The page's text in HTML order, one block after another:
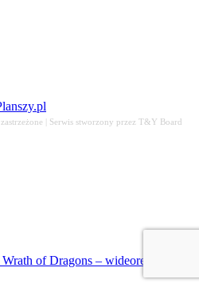
| Serwis stworzony przez T&Y Board
Wrath of Dragons – wideorecenzja